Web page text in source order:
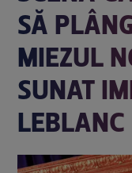
SĂ
MIEZUL
SUNAT
LEBLANC